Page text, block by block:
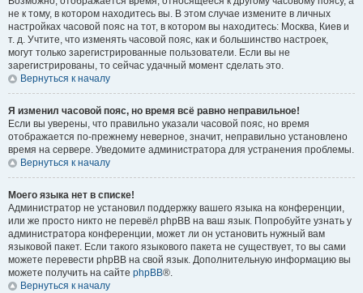
не к тому, в котором находитесь вы. В этом случае измените в личных
настройках часовой пояс на тот, в котором вы находитесь: Москва, Киев и
т. д. Учтите, что изменять часовой пояс, как и большинство настроек,
могут только зарегистрированные пользователи. Если вы не
зарегистрированы, то сейчас удачный момент сделать это.
Вернуться к началу
Я изменил часовой пояс, но время всё равно неправильное!
Если вы уверены, что правильно указали часовой пояс, но время
отображается по-прежнему неверное, значит, неправильно установлено
время на сервере. Уведомите администратора для устранения проблемы.
Вернуться к началу
Моего языка нет в списке!
Администратор не установил поддержку вашего языка на конференции,
или же просто никто не перевёл phpBB на ваш язык. Попробуйте узнать у
администратора конференции, может ли он установить нужный вам
языковой пакет. Если такого языкового пакета не существует, то вы сами
можете перевести phpBB на свой язык. Дополнительную информацию вы
можете получить на сайте phpBB®.
Вернуться к началу